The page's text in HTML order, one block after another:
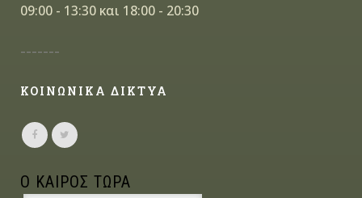
09:00 - 13:30 και 18:00 - 20:30
-------
ΚΟΙΝΩΝΙΚΑ ΔΙΚΤΥΑ
Ο ΚΑΙΡΟΣ ΤΩΡΑ